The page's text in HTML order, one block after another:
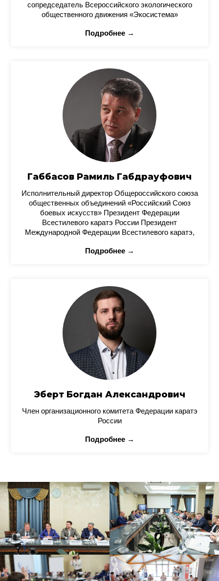
сопредседатель Всероссийского экологического
общественного движения «Экосистема»
Подробнее →
Габбасов Рамиль Габдрауфович
Исполнительный директор Общероссийского союза
общественных объединений «Российский Союз
боевых искусств» Президент Федерации
Всестилевого каратэ России Президент
Международной Федерации Всестилевого каратэ,
Подробнее →
Эберт Богдан Александрович
Член организационного комитета Федерации каратэ
России
Подробнее →